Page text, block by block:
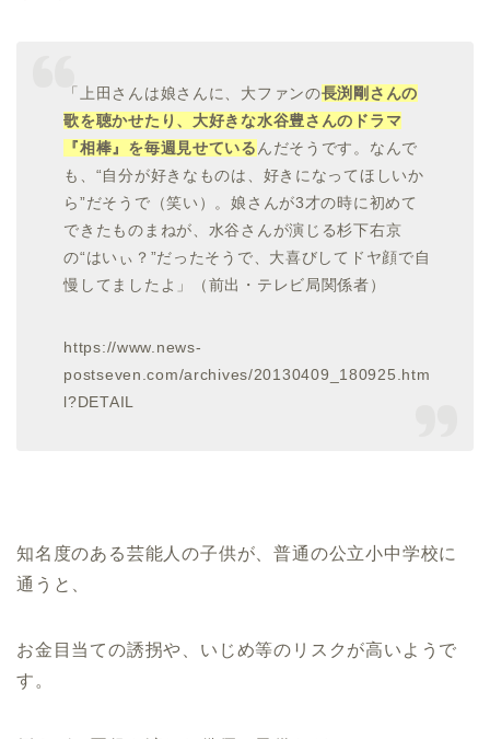
「上田さんは娘さんに、大ファンの長渕剛さんの
歌を聴かせたり、大好きな水谷豊さんのドラマ
『相棒』を毎週見せている んだそうです。なんで
も、“自分が好きなものは、好きになってほしいか
ら”だそうで（笑い）。娘さんが3才の時に初めて
できたものまねが、水谷さんが演じる杉下右京
の“はいぃ？”だったそうで、大喜びしてドヤ顔で自
慢してましたよ」（前出・テレビ局関係者）
https://www.news-
postseven.com/archives/20130409_180925.htm
l?DETAIL
知名度のある芸能人の子供が、普通の公立小中学校に
通うと、
お金目当ての誘拐や、いじめ等のリスクが高いようで
す。